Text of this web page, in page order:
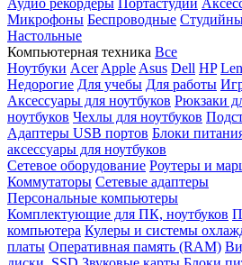
Аудио рекордеры Портастудии
Микрофоны Беспроводные
Настольные
Компьютерная техника Все
Ноутбуки Acer Apple Asus Dell HP
Недорогие Для учебы Для работы
Аксессуары для ноутбуков Рюкзаки
ноутбуков Чехлы для ноутбуков
Адаптеры USB портов Блоки
аксессуары для ноутбуков
Сетевое оборудование Роутеры и
Коммутаторы Сетевые адаптеры
Персональные компьютеры
Комплектующие для ПК, ноутбуков
компьютера Кулеры и системы
платы Оперативная память (RAM)